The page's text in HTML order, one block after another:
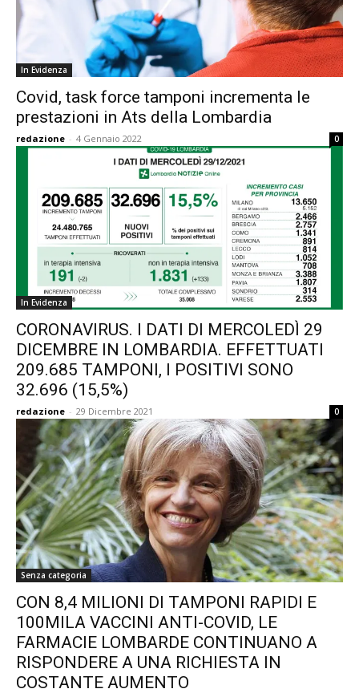
In Evidenza
Covid, task force tamponi incrementa le
prestazioni in Ats della Lombardia
redazione - 4 Gennaio 2022 0
In Evidenza
CORONAVIRUS. I DATI DI MERCOLEDÌ 29
DICEMBRE IN LOMBARDIA. EFFETTUATI
209.685 TAMPONI, I POSITIVI SONO
32.696 (15,5%)
redazione - 29 Dicembre 2021 0
Senza categoria
CON 8,4 MILIONI DI TAMPONI RAPIDI E
100MILA VACCINI ANTI-COVID, LE
FARMACIE LOMBARDE CONTINUANO A
RISPONDERE A UNA RICHIESTA IN
COSTANTE AUMENTO